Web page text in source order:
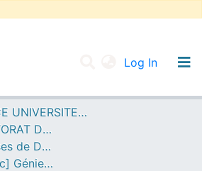
Log In
SIDI BEL ABBES
--> DSPACE UNIVERSITE DJILALLI LIABES DE SIDI BEL ABBES
A--> VICE-RECTORAT DE LA POST-GRADUATION
2- [ VRPG] Thèses de Doctorat en Sciences
- [ VRPG-Doc-Sc] Génie civil --- هندسة مدنية